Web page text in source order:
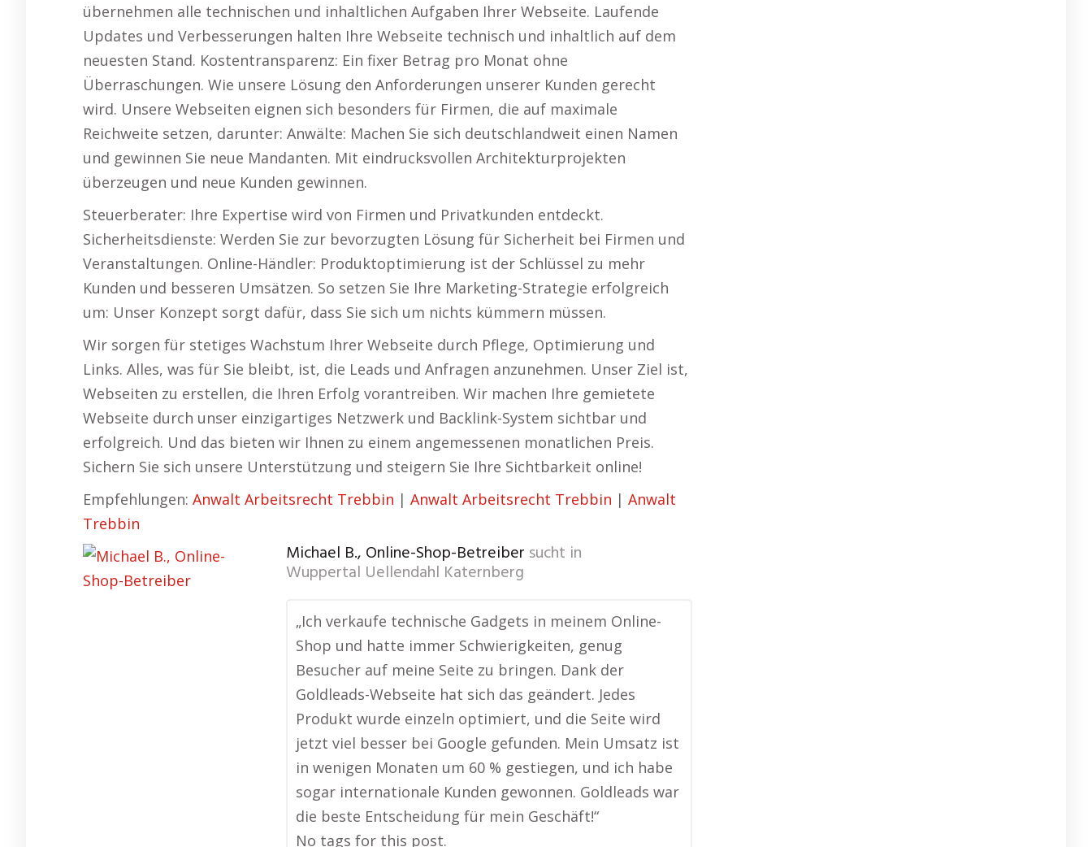
übernehmen alle technischen und inhaltlichen Aufgaben Ihrer Webseite. Laufende
Updates und Verbesserungen halten Ihre Webseite technisch und inhaltlich auf dem
neuesten Stand. Kostentransparenz: Ein fixer Betrag pro Monat ohne
Überraschungen. Wie unsere Lösung den Anforderungen unserer Kunden gerecht
wird. Unsere Webseiten eignen sich besonders für Firmen, die auf maximale
Reichweite setzen, darunter: Anwälte: Machen Sie sich deutschlandweit einen Namen
und gewinnen Sie neue Mandanten. Mit eindrucksvollen Architekturprojekten
überzeugen und neue Kunden gewinnen.
Steuerberater: Ihre Expertise wird von Firmen und Privatkunden entdeckt.
Sicherheitsdienste: Werden Sie zur bevorzugten Lösung für Sicherheit bei Firmen und
Veranstaltungen. Online-Händler: Produktoptimierung ist der Schlüssel zu mehr
Kunden und besseren Umsätzen. So setzen Sie Ihre Marketing-Strategie erfolgreich
um: Unser Konzept sorgt dafür, dass Sie sich um nichts kümmern müssen.
Wir sorgen für stetiges Wachstum Ihrer Webseite durch Pflege, Optimierung und
Links. Alles, was für Sie bleibt, ist, die Leads und Anfragen anzunehmen. Unser Ziel ist,
Webseiten zu erstellen, die Ihren Erfolg vorantreiben. Wir machen Ihre gemietete
Webseite durch unser einzigartiges Netzwerk und Backlink-System sichtbar und
erfolgreich. Und das bieten wir Ihnen zu einem angemessenen monatlichen Preis.
Sichern Sie sich unsere Unterstützung und steigern Sie Ihre Sichtbarkeit online!
Empfehlungen: Anwalt Arbeitsrecht Trebbin | Anwalt Arbeitsrecht Trebbin | Anwalt
Trebbin
Michael B., Online-Shop-Betreiber sucht in
Wuppertal Uellendahl Katernberg
„Ich verkaufe technische Gadgets in meinem Online-
Shop und hatte immer Schwierigkeiten, genug
Besucher auf meine Seite zu bringen. Dank der
Goldleads-Webseite hat sich das geändert. Jedes
Produkt wurde einzeln optimiert, und die Seite wird
jetzt viel besser bei Google gefunden. Mein Umsatz ist
in wenigen Monaten um 60 % gestiegen, und ich habe
sogar internationale Kunden gewonnen. Goldleads war
die beste Entscheidung für mein Geschäft!“
No tags for this post.